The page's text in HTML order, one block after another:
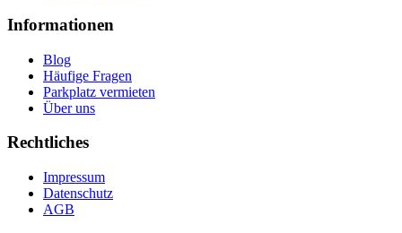
Informationen
Blog
Häufige Fragen
Parkplatz vermieten
Über uns
Rechtliches
Impressum
Datenschutz
AGB